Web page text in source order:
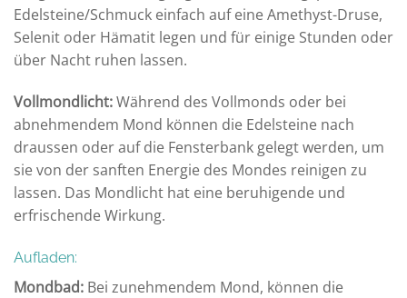
Edelsteine/Schmuck einfach auf eine Amethyst-Druse,
Selenit oder Hämatit legen und für einige Stunden oder
über Nacht ruhen lassen.
Vollmondlicht:Während des Vollmonds oder bei
abnehmendem Mond können die Edelsteine nach
draussen oder auf die Fensterbank gelegt werden, um
sie von der sanften Energie des Mondes reinigen zu
lassen. Das Mondlicht hat eine beruhigende und
erfrischende Wirkung.
Aufladen:
Mondbad: Bei zunehmendem Mond, können die